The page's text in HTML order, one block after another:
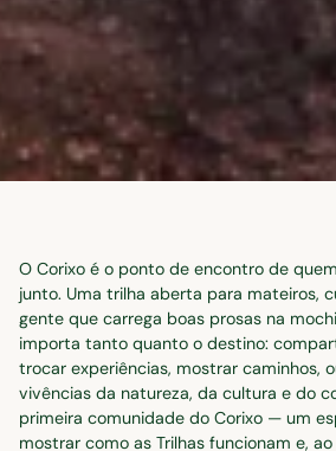
O Corixo é o ponto de encontro de
junto. Uma trilha aberta para mateiros,
gente que carrega boas prosas na
importa tanto quanto o destino:
trocar experiências, mostrar caminhos,
vivências da natureza, da cultura e do
primeira comunidade do Corixo — um
mostrar como as Trilhas funcionam e,